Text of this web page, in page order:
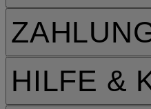
HILFE &